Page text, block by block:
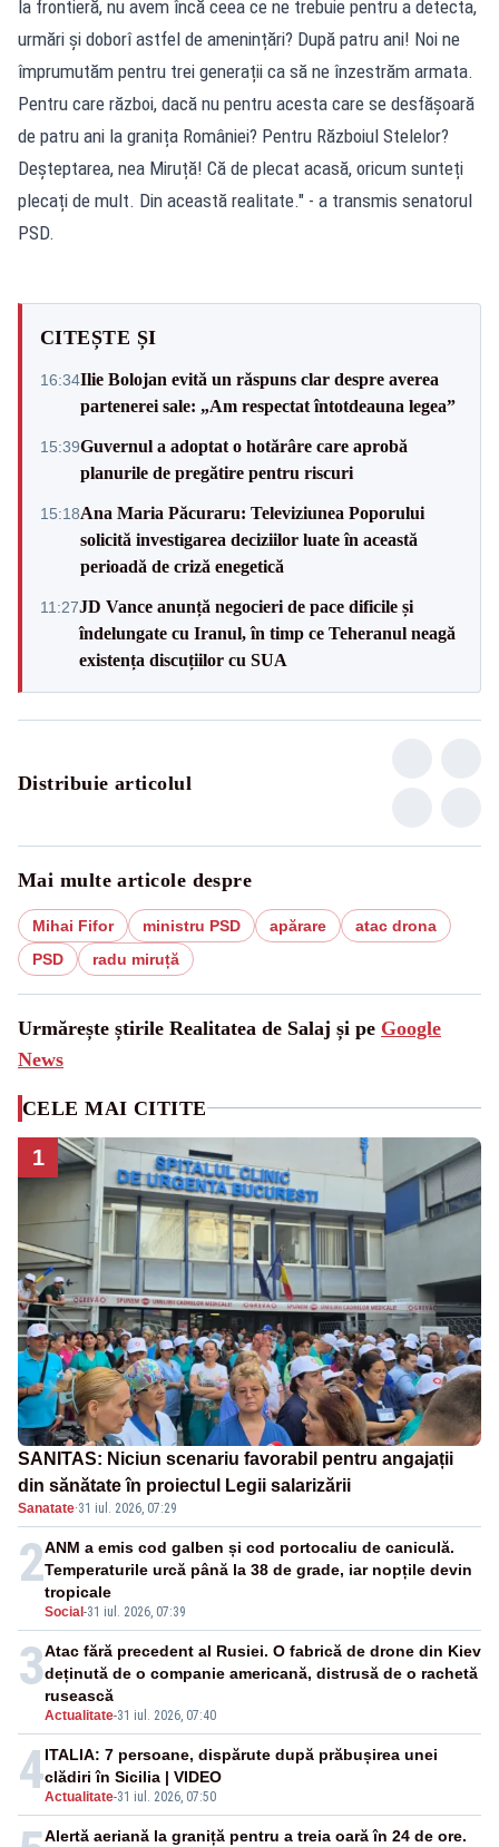
la frontieră, nu avem încă ceea ce ne trebuie pentru a detecta,
urmări și doborî astfel de amenințări? După patru ani! Noi ne
împrumutăm pentru trei generații ca să ne înzestrăm armata.
Pentru care război, dacă nu pentru acesta care se desfășoară
de patru ani la granița României? Pentru Războiul Stelelor?
Deșteptarea, nea Miruță! Că de plecat acasă, oricum sunteți
plecați de mult. Din această realitate." - a transmis senatorul
PSD.
CITEȘTE ȘI
16:34Ilie Bolojan evită un răspuns clar despre averea
partenerei sale: „Am respectat întotdeauna legea”
15:39Guvernul a adoptat o hotărâre care aprobă
planurile de pregătire pentru riscuri
15:18Ana Maria Păcuraru: Televiziunea Poporului
solicită investigarea deciziilor luate în această
perioadă de criză enegetică
11:27JD Vance anunță negocieri de pace dificile și
îndelungate cu Iranul, în timp ce Teheranul neagă
existența discuțiilor cu SUA
Distribuie articolul
Mai multe articole despre
Mihai Fifor ministru PSD apărare
atac drona
PSD
radu miruță
Urmărește știrile Realitatea de Salaj și pe Google
News
CELE MAI CITITE
1
SANITAS: Niciun scenariu favorabil pentru angajații
din sănătate în proiectul Legii salarizării
Sanatate·31 iul. 2026, 07:29
2
Social -31 iul. 2026, 07:39
ANM a emis cod galben și cod portocaliu de caniculă.
Temperaturile urcă până la 38 de grade, iar nopțile devin
tropicale
3
Actualitate-31 iul. 2026, 07:40
Atac fără precedent al Rusiei. O fabrică de drone din Kiev
deținută de o companie americană, distrusă de o rachetă
rusească
4Actualitate-31 iul. 2026, 07:50
ITALIA: 7 persoane, dispărute după prăbușirea unei
clădiri în Sicilia | VIDEO
Alertă aeriană la graniță pentru a treia oară în 24 de ore.